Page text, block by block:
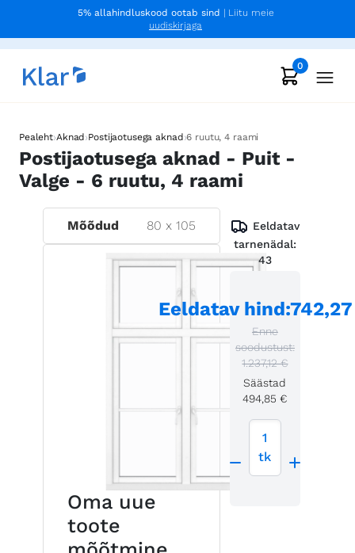
5% allahindluskood ootab sind | Liitu meie
uudiskirjaga
0
Pealeht›Aknad ›Postijaotusega aknad ›6 ruutu, 4 raami
Postijaotusega aknad - Puit -
Valge - 6 ruutu, 4 raami
Mõõdud 80 x105
Oma uue
toote
Eeldatav
tarnenädal:
43
Eeldatav hind:
Enne
soodustust:
1.237,12 €
Säästad
494,85 €
1
tk